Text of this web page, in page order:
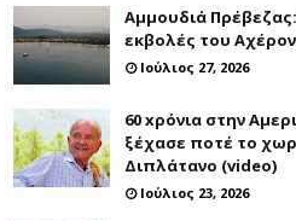
Αμμουδιά
εκβολές του
Ιούλιος 27, 2026
60 xρόνια στην
ξέχασε ποτέ το
Διπλάτανο (video)
Ιούλιος 23, 2026